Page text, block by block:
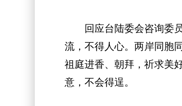
回应台陆委会咨询委员
流，不得人心。两岸同胞
祖庭进香、朝拜，祈求美
意，不会得逞。